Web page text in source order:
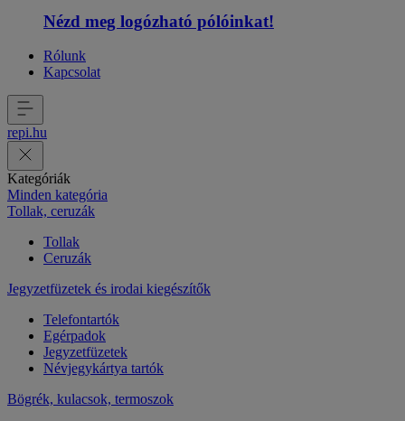
Nézd meg logózható pólóinkat!
Rólunk
Kapcsolat
repi.hu
Kategóriák
Minden kategória
Tollak, ceruzák
Tollak
Ceruzák
Jegyzetfüzetek és irodai kiegészítők
Telefontartók
Egérpadok
Jegyzetfüzetek
Névjegykártya tartók
Bögrék, kulacsok, termoszok